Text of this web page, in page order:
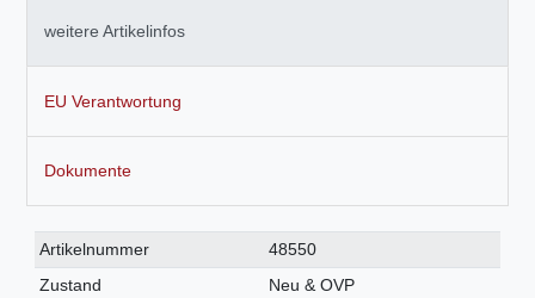
weitere Artikelinfos
EU Verantwortung
Dokumente
Technisches
Merkmal
Wert
Artikelnummer
48550
Zustand
Neu & OVP